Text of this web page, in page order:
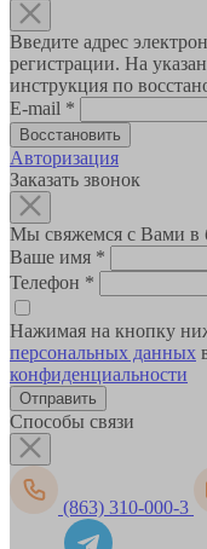
Введите адрес
регистрации. На
инструкция по
E-mail *
Авторизация
Заказать звонок
Мы свяжемся с Вами в
Ваше имя *
Телефон *
Нажимая на кнопку
персональных данных
конфиденциальности
Способы связи
(863) 310-000-3